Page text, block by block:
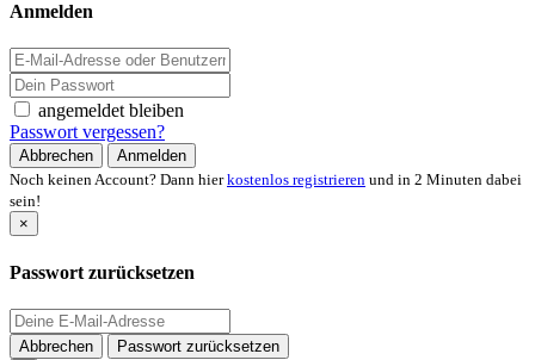
Anmelden
angemeldet bleiben
Passwort vergessen?
Abbrechen
Anmelden
Noch keinen Account? Dann hierkostenlos registrieren und in 2 Minuten dabei
sein!
×
Passwort zurücksetzen
Abbrechen
Passwort zurücksetzen